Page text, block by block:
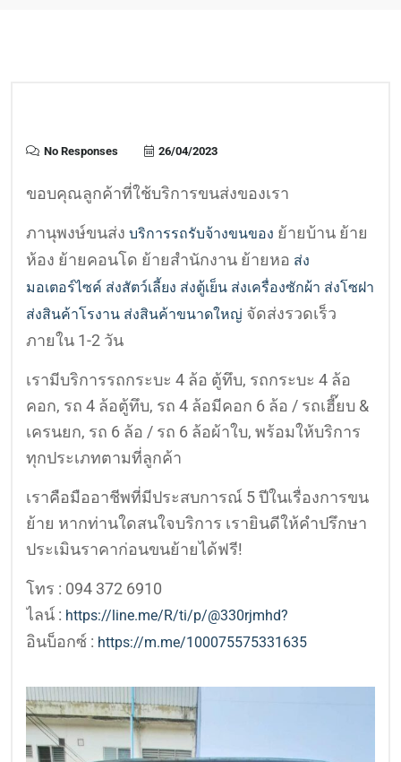
No Responses 26/04/2023
ขอบคุณลูกค้าที่ใช้บริการขนส่งของเรา
ภานุพงษ์ขนส่ง บริการรถรับจ้างขนของ ย้ายบ้าน ย้าย
ห้อง ย้ายคอนโด ย้ายสำนักงาน ย้ายหอ ส่ง
มอเตอร์ไซค์ ส่งสัตว์เลี้ยง ส่งตู้เย็น ส่งเครื่องซักผ้า ส่งโซฝา
ส่งสินค้าโรงาน ส่งสินค้าขนาดใหญ่ จัดส่งรวดเร็ว
ภายใน 1-2 วัน
เรามีบริการรถกระบะ 4 ล้อ ตู้ทึบ, รถกระบะ 4 ล้อ
คอก, รถ 4 ล้อตู้ทึบ, รถ 4 ล้อมีคอก 6 ล้อ / รถเฮี๊ยบ &
เครนยก, รถ 6 ล้อ / รถ 6 ล้อผ้าใบ, พร้อมให้บริการ
ทุกประเภทตามที่ลูกค้า
เราคือมืออาชีพที่มีประสบการณ์ 5 ปีในเรื่องการขน
ย้าย หากท่านใดสนใจบริการ เรายินดีให้คำปรึกษา
ประเมินราคาก่อนขนย้ายได้ฟรี!
โทร : 094 372 6910
ไลน์ : https://line.me/R/ti/p/@330rjmhd?
อินบ็อกซ์ : https://m.me/100075575331635